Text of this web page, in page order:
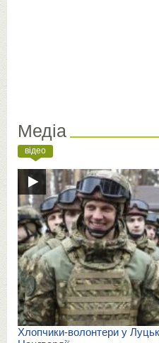
Медіа
відео
Хлопчики-волонтери у